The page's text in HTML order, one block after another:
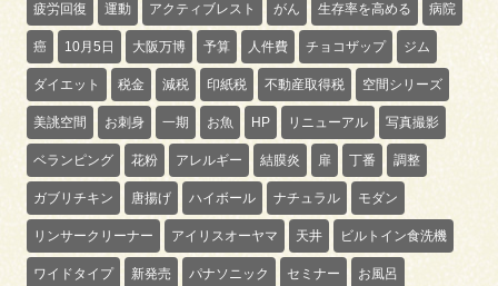
疲労回復 運動 アクティブレスト がん 生存率を高める 病院
癌 10月5日 大阪万博 予算 人件費 チョコザップ ジム
ダイエット 税金 減税 印紙税 不動産取得税 空間シリーズ
美誂空間 お刺身 一期 お魚 HP リニューアル 写真撮影
ベランピング 花粉 アレルギー 結膜炎 扉 丁番 調整
ガブリチキン 唐揚げ ハイボール ナチュラル モダン
リンサークリーナー アイリスオーヤマ 天井 ビルトイン食洗機
ワイドタイプ 新発売 パナソニック セミナー お風呂